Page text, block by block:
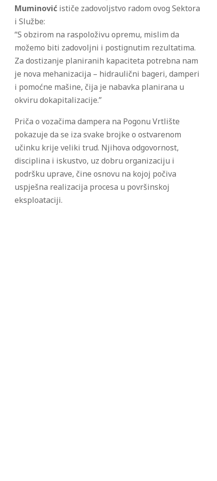
Muminović ističe zadovoljstvo radom ovog Sektora
i Službe:
“S obzirom na raspoloživu opremu, mislim da
možemo biti zadovoljni i postignutim rezultatima.
Za dostizanje planiranih kapaciteta potrebna nam
je nova mehanizacija – hidraulični bageri, damperi
i pomoćne mašine, čija je nabavka planirana u
okviru dokapitalizacije.”
Priča o vozačima dampera na Pogonu Vrtlište
pokazuje da se iza svake brojke o ostvarenom
učinku krije veliki trud. Njihova odgovornost,
disciplina i iskustvo, uz dobru organizaciju i
podršku uprave, čine osnovu na kojoj počiva
uspješna realizacija procesa u površinskoj
eksploataciji.